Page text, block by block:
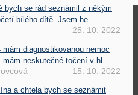
bych se rád seznámil z někým
bílého dítě. Jsem he ...
25. 10. 2022
mám diagnostikovanou nemoc
mám neskutečné točení v hl ...
15. 10. 2022
a chtela bych se seznámit